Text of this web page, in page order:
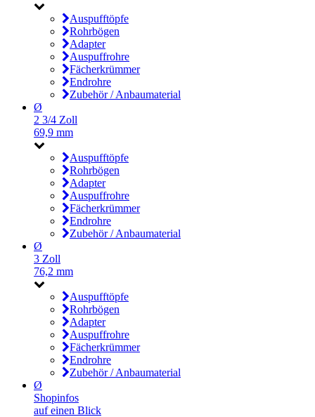
Auspufftöpfe
Rohrbögen
Adapter
Auspuffrohre
Fächerkrümmer
Endrohre
Zubehör / Anbaumaterial
Ø
2 3/4 Zoll
69,9 mm
Auspufftöpfe
Rohrbögen
Adapter
Auspuffrohre
Fächerkrümmer
Endrohre
Zubehör / Anbaumaterial
Ø
3 Zoll
76,2 mm
Auspufftöpfe
Rohrbögen
Adapter
Auspuffrohre
Fächerkrümmer
Endrohre
Zubehör / Anbaumaterial
Ø
Shopinfos
auf einen Blick